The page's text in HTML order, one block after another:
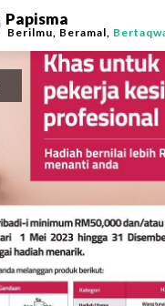
Papisma
Berilmu, Beramal,